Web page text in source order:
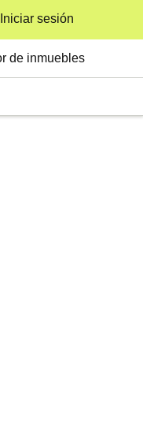
Iniciar sesión
de inmuebles